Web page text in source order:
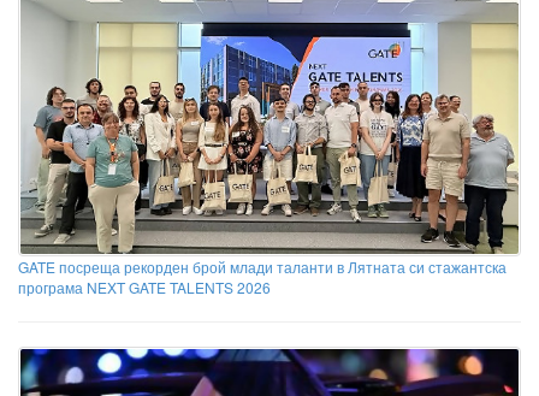
GATE посреща рекорден брой млади таланти в Лятната си стажантска
програма NEXT GATE TALENTS 2026